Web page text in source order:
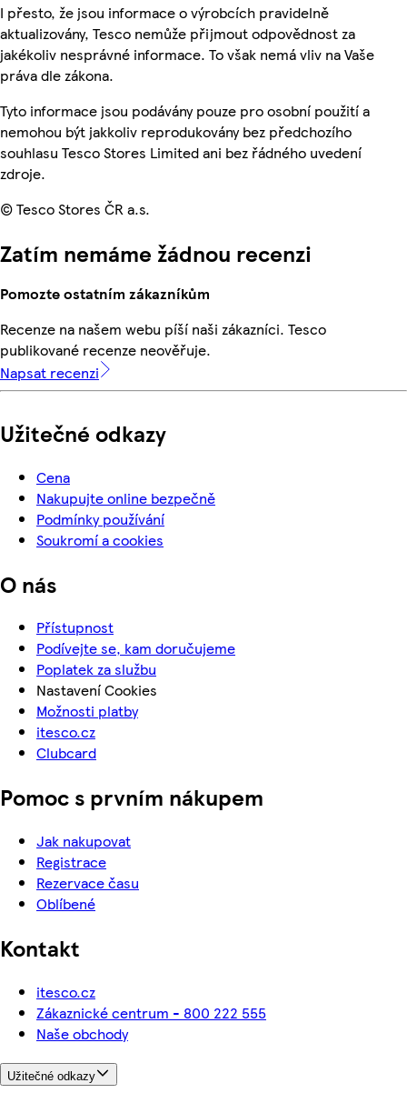
I přesto, že jsou informace o výrobcích pravidelně
aktualizovány, Tesco nemůže přijmout odpovědnost za
jakékoliv nesprávné informace. To však nemá vliv na Vaše
práva dle zákona.
Tyto informace jsou podávány pouze pro osobní použití a
nemohou být jakkoliv reprodukovány bez předchozího
souhlasu Tesco Stores Limited ani bez řádného uvedení
zdroje.
© Tesco Stores ČR a.s.
Zatím nemáme žádnou recenzi
Pomozte ostatním zákazníkům
Recenze na našem webu píší naši zákazníci. Tesco
publikované recenze neověřuje.
Napsat recenzi
Užitečné odkazy
Cena
Nakupujte online bezpečně
Podmínky používání
Soukromí a cookies
O nás
Přístupnost
Podívejte se, kam doručujeme
Poplatek za službu
Nastavení Cookies
Možnosti platby
itesco.cz
Clubcard
Pomoc s prvním nákupem
Jak nakupovat
Registrace
Rezervace času
Oblíbené
Kontakt
itesco.cz
Zákaznické centrum - 800 222 555
Naše obchody
Užitečné odkazy